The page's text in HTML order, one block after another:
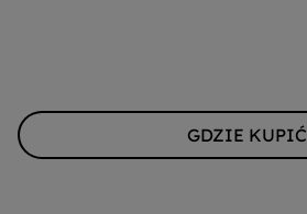
GDZIE KUPIĆ